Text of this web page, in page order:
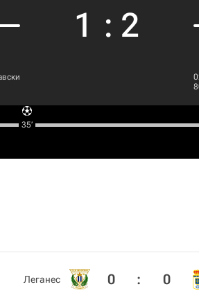
1 : 2
35‎’‎
Леганес 0 : 0